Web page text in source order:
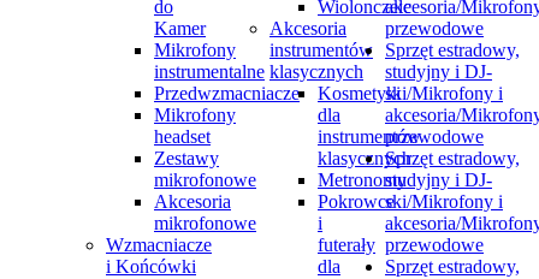
do
Kamer
Mikrofony
instrumentalne
Przedwzmacniacze
Mikrofony
headset
Zestawy
mikrofonowe
Akcesoria
mikrofonowe
Wzmacniacze
i Końcówki
Wiolonczele
Akcesoria
instrumentów
klasycznych
Kosmetyki
dla
instrumentów
klasycznych
Metronomy
Pokrowce
i
futerały
dla
akcesoria/
przewodowe
Sprzęt estradowy,
studyjny i DJ-
ski/Mikrofony i
akcesoria/
przewodowe
Sprzęt estradowy,
studyjny i DJ-
ski/Mikrofony i
akcesoria/
przewodowe
Sprzęt estradowy,